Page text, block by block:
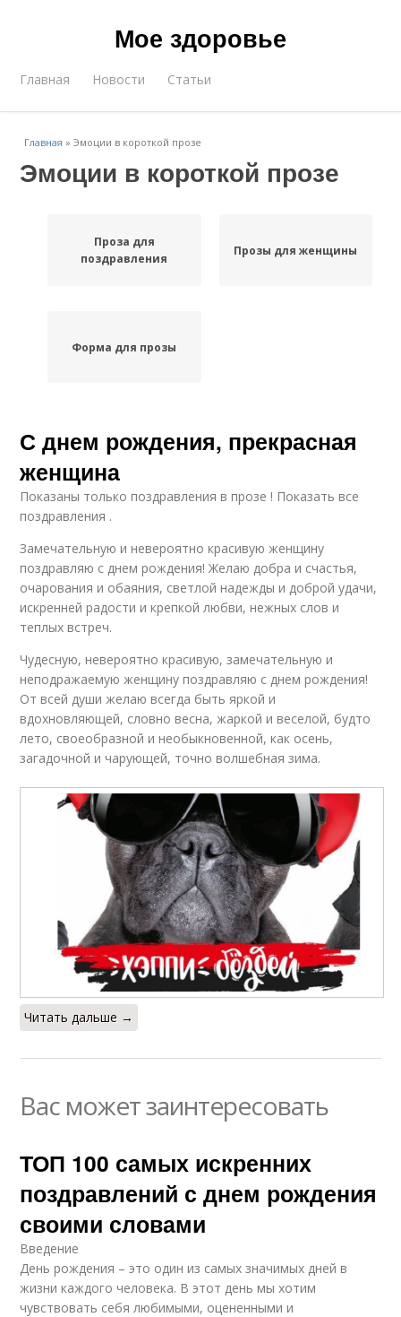
Мое здоровье
Главная Новости Статьи
Главная »Эмоции в короткой прозе
Эмоции в короткой прозе
Проза для
поздравления
Прозы для женщины
Форма для прозы
С днем рождения, прекрасная
женщина
Показаны только поздравления в прозе ! Показать все
поздравления .
Замечательную и невероятно красивую женщину
поздравляю с днем рождения! Желаю добра и счастья,
очарования и обаяния, светлой надежды и доброй удачи,
искренней радости и крепкой любви, нежных слов и
теплых встреч.
Чудесную, невероятно красивую, замечательную и
неподражаемую женщину поздравляю с днем рождения!
От всей души желаю всегда быть яркой и
вдохновляющей, словно весна, жаркой и веселой, будто
лето, своеобразной и необыкновенной, как осень,
загадочной и чарующей, точно волшебная зима.
Читать дальше →
Вас может заинтересовать
ТОП 100 самых искренних
поздравлений с днем рождения
своими словами
Введение
День рождения – это один из самых значимых дней в
жизни каждого человека. В этот день мы хотим
чувствовать себя любимыми, оцененными и